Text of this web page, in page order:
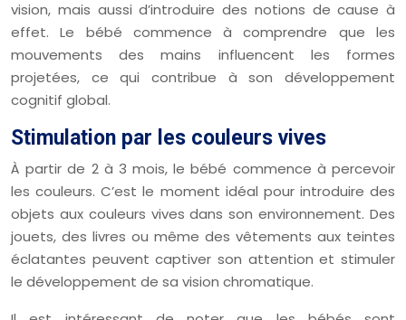
vision, mais aussi d’introduire des notions de cause à
effet. Le bébé commence à comprendre que les
mouvements des mains influencent les formes
projetées, ce qui contribue à son développement
cognitif global.
Stimulation par les couleurs vives
À partir de 2 à 3 mois, le bébé commence à percevoir
les couleurs. C’est le moment idéal pour introduire des
objets aux couleurs vives dans son environnement. Des
jouets, des livres ou même des vêtements aux teintes
éclatantes peuvent captiver son attention et stimuler
le développement de sa vision chromatique.